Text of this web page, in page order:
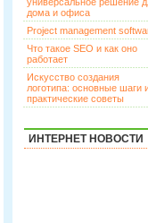
дома и офиса
Project management
Что такое SEO и как оно
работает
Искусство создания
логотипа: основные шаги
практические советы
ИНТЕРНЕТ НОВОСТИ